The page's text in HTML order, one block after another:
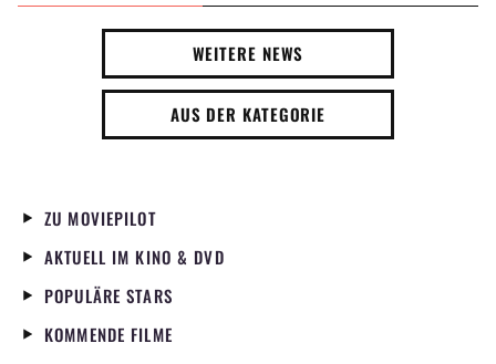
WEITERE NEWS
AUS DER KATEGORIE
ZU MOVIEPILOT
AKTUELL IM KINO & DVD
POPULÄRE STARS
KOMMENDE FILME